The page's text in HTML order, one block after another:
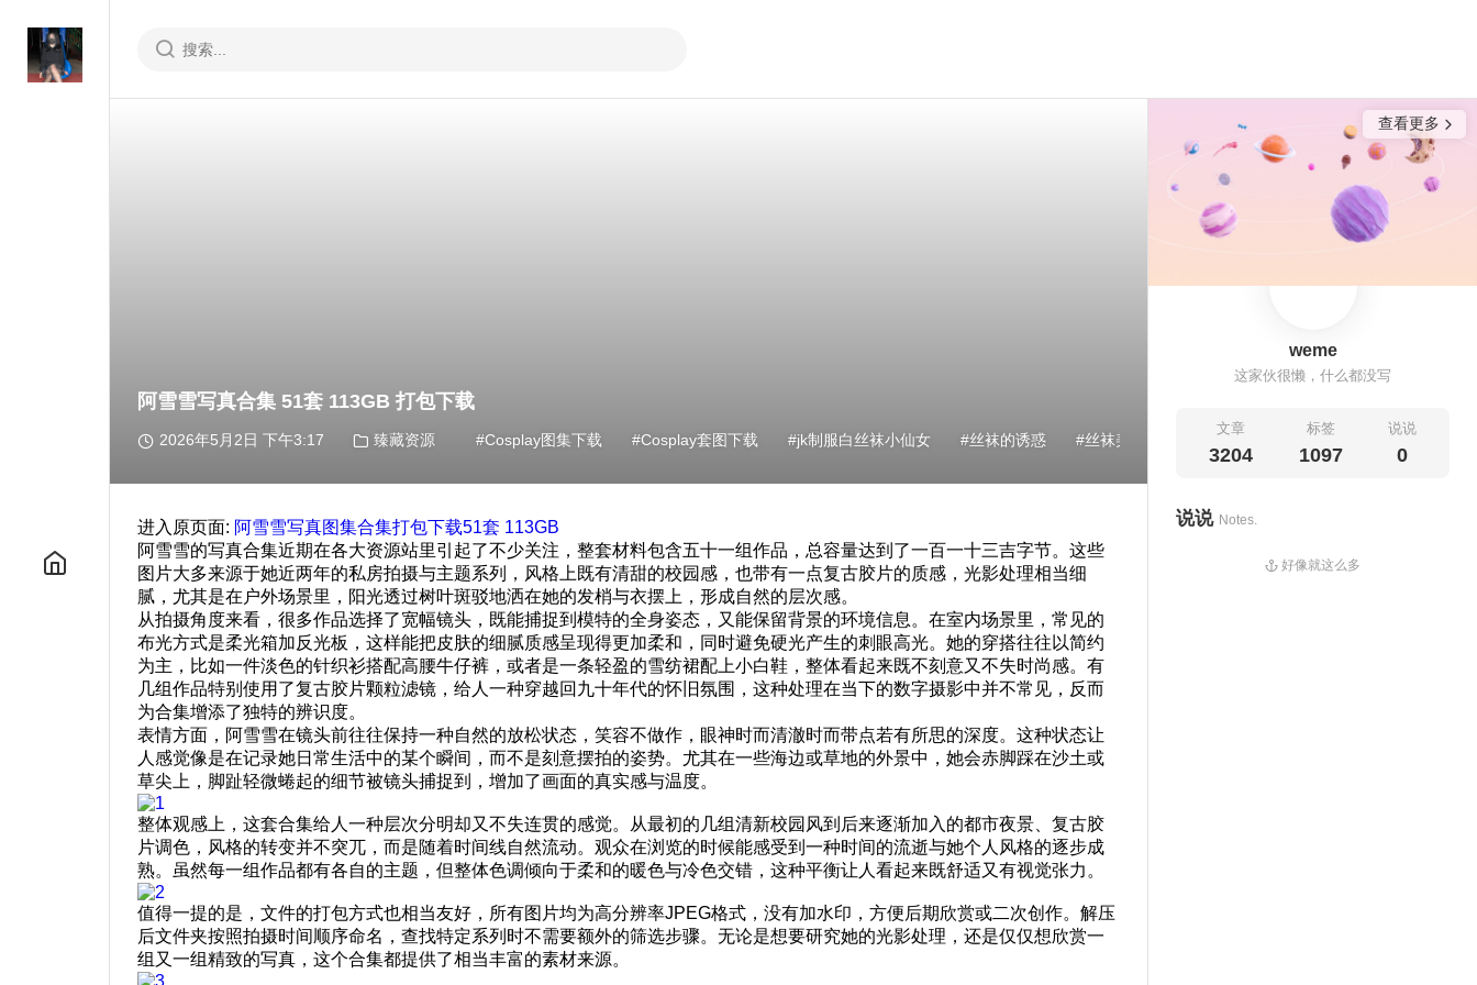
阿雪雪写真合集 51套 113GB 打包下载
2026年5月2日 下午3:17 臻藏资源 Cosplay图集下载 Cosplay套图下载 jk制服白丝袜小仙女 丝袜的诱惑 丝袜美腿诱惑 古韵古风图 合集打包下载
进入原页面: 阿雪雪写真图集合集打包下载51套 113GB
阿雪雪的写真合集近期在各大资源站里引起了不少关注，整套材料包含五十一组作品，总容量达到了一百一十三吉字节。这些
图片大多来源于她近两年的私房拍摄与主题系列，风格上既有清甜的校园感，也带有一点复古胶片的质感，光影处理相当细
腻，尤其是在户外场景里，阳光透过树叶斑驳地洒在她的发梢与衣摆上，形成自然的层次感。
从拍摄角度来看，很多作品选择了宽幅镜头，既能捕捉到模特的全身姿态，又能保留背景的环境信息。在室内场景里，常见的
布光方式是柔光箱加反光板，这样能把皮肤的细腻质感呈现得更加柔和，同时避免硬光产生的刺眼高光。她的穿搭往往以简约
为主，比如一件淡色的针织衫搭配高腰牛仔裤，或者是一条轻盈的雪纺裙配上小白鞋，整体看起来既不刻意又不失时尚感。有
几组作品特别使用了复古胶片颗粒滤镜，给人一种穿越回九十年代的怀旧氛围，这种处理在当下的数字摄影中并不常见，反而
为合集增添了独特的辨识度。
表情方面，阿雪雪在镜头前往往保持一种自然的放松状态，笑容不做作，眼神时而清澈时而带点若有所思的深度。这种状态让
人感觉像是在记录她日常生活中的某个瞬间，而不是刻意摆拍的姿势。尤其在一些海边或草地的外景中，她会赤脚踩在沙土或
草尖上，脚趾轻微蜷起的细节被镜头捕捉到，增加了画面的真实感与温度。
整体观感上，这套合集给人一种层次分明却又不失连贯的感觉。从最初的几组清新校园风到后来逐渐加入的都市夜景、复古胶
片调色，风格的转变并不突兀，而是随着时间线自然流动。观众在浏览的时候能感受到一种时间的流逝与她个人风格的逐步成
熟。虽然每一组作品都有各自的主题，但整体色调倾向于柔和的暖色与冷色交错，这种平衡让人看起来既舒适又有视觉张力。
值得一提的是，文件的打包方式也相当友好，所有图片均为高分辨率JPEG格式，没有加水印，方便后期欣赏或二次创作。解压
后文件夹按照拍摄时间顺序命名，查找特定系列时不需要额外的筛选步骤。无论是想要研究她的光影处理，还是仅仅想欣赏一
组又一组精致的写真，这个合集都提供了相当丰富的素材来源。
weme
这家伙很懒，什么都没写
文章
3204
标签
1097
说说
0
查看更多
说说 Notes.
好像就这么多